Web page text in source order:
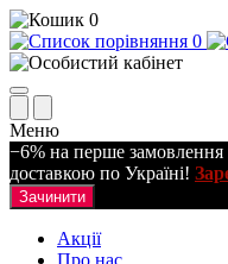
0
0
Меню
−6% на перше замовлення
доставкою по Україні!
Зачинити
Акції
Про нас